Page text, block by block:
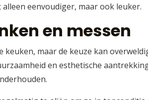
eenvoudiger, maar ook leuker.
en messen
keuken, maar de keuze kan
en esthetische